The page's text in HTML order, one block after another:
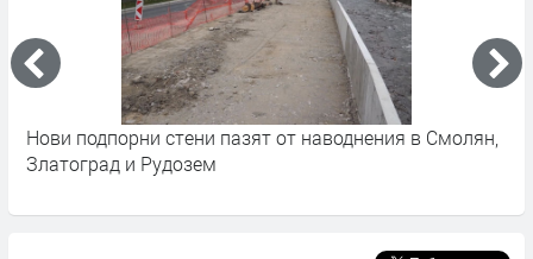
Нови подпорни стени пазят от наводнения в Смолян,
Златоград и Рудозем